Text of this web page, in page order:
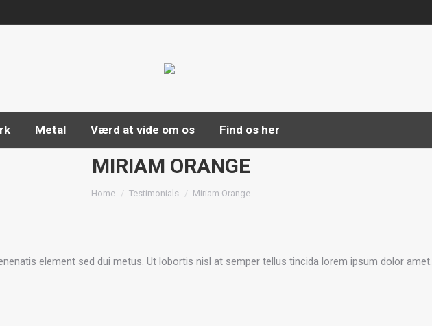
Metal Værd at vide om os Find os her
MIRIAM ORANGE
You are here:
Home Testimonials Miriam Orange
element sed dui metus. Ut lobortis nisl at semper tellus tincida lorem ipsum dolor amet.